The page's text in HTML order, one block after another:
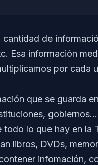
de
Esa información
por cada
que se guarda
lo que hay en la
libros, DVDs,
infomación,